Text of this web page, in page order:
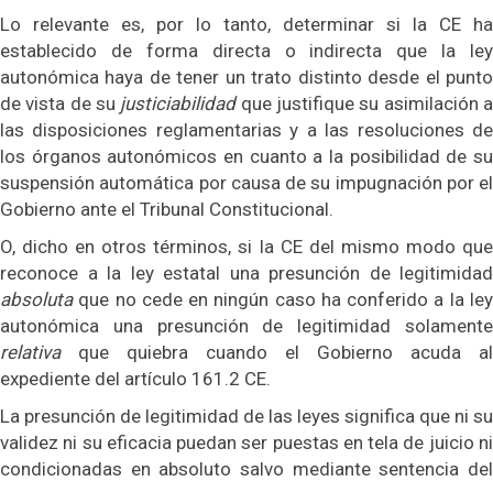
Lo relevante es, por lo tanto, determinar si la CE ha
establecido de forma directa o indirecta que la ley
autonómica haya de tener un trato distinto desde el punto
de vista de su justiciabilidad que justifique su asimilación a
las disposiciones reglamentarias y a las resoluciones de
los órganos autonómicos en cuanto a la posibilidad de su
suspensión automática por causa de su impugnación por el
Gobierno ante el Tribunal Constitucional.
O, dicho en otros términos, si la CE del mismo modo que
reconoce a la ley estatal una presunción de legitimidad
absoluta que no cede en ningún caso ha conferido a la ley
autonómica una presunción de legitimidad solamente
relativa que quiebra cuando el Gobierno acuda al
expediente del artículo 161.2 CE.
La presunción de legitimidad de las leyes significa que ni su
validez ni su eficacia puedan ser puestas en tela de juicio ni
condicionadas en absoluto salvo mediante sentencia del